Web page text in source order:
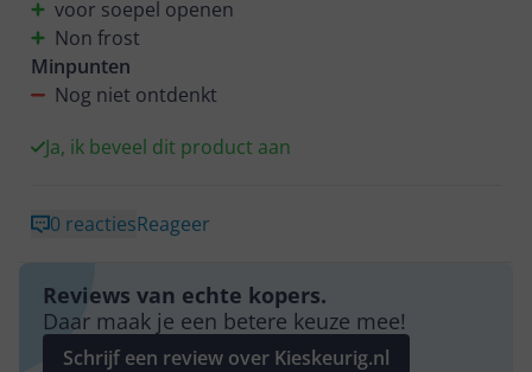
voor soepel openen
Non frost
Minpunten
Nog niet ontdenkt
Ja, ik beveel dit product aan
0 reactiesReageer
Reviews van echte kopers.
Daar maak je een betere keuze mee!
Schrijf een review over Kieskeurig.nl